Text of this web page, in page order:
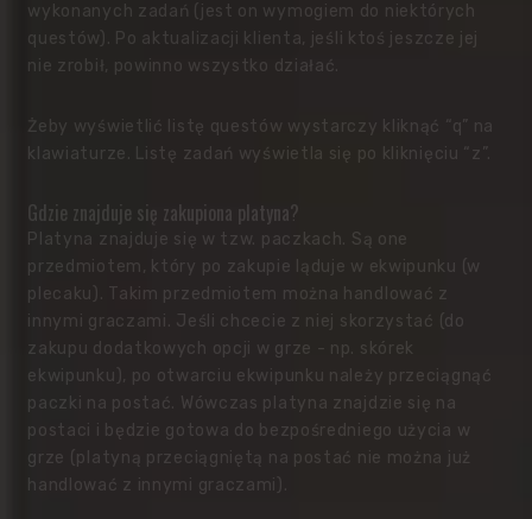
wykonanych zadań (jest on wymogiem do niektórych
questów). Po aktualizacji klienta, jeśli ktoś jeszcze jej
nie zrobił, powinno wszystko działać.
Żeby wyświetlić listę questów wystarczy kliknąć “q” na
klawiaturze. Listę zadań wyświetla się po kliknięciu “z”.
Gdzie znajduje się zakupiona platyna?
Platyna znajduje się w tzw. paczkach. Są one
przedmiotem, który po zakupie ląduje w ekwipunku (w
plecaku). Takim przedmiotem można handlować z
innymi graczami. Jeśli chcecie z niej skorzystać (do
zakupu dodatkowych opcji w grze - np. skórek
ekwipunku), po otwarciu ekwipunku należy przeciągnąć
paczki na postać. Wówczas platyna znajdzie się na
postaci i będzie gotowa do bezpośredniego użycia w
grze (platyną przeciągniętą na postać nie można już
handlować z innymi graczami).